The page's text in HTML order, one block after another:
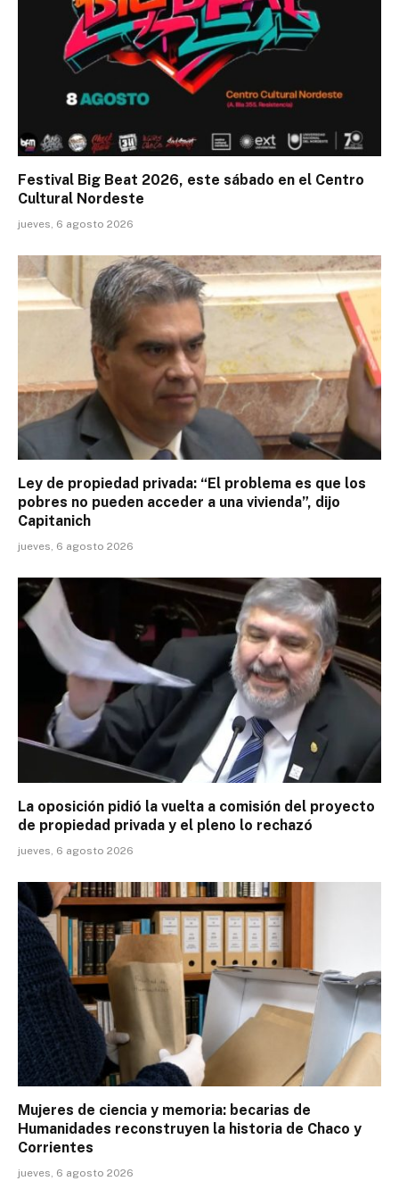
Festival Big Beat 2026, este sábado en el Centro
Cultural Nordeste
jueves, 6 agosto 2026
Ley de propiedad privada: “El problema es que los
pobres no pueden acceder a una vivienda”, dijo
Capitanich
jueves, 6 agosto 2026
La oposición pidió la vuelta a comisión del proyecto
de propiedad privada y el pleno lo rechazó
jueves, 6 agosto 2026
Mujeres de ciencia y memoria: becarias de
Humanidades reconstruyen la historia de Chaco y
Corrientes
jueves, 6 agosto 2026